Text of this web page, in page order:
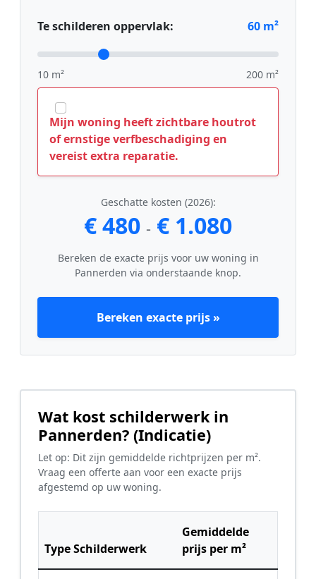
Te schilderen oppervlak: 60 m²
10 m² 200 m²
Mijn woning heeft zichtbare houtrot
of ernstige verfbeschadiging en
vereist extra reparatie.
Geschatte kosten (2026):
€ 480 - € 1.080
Bereken de exacte prijs voor uw woning in
Pannerden via onderstaande knop.
Bereken exacte prijs »
Wat kost schilderwerk in
Pannerden? (Indicatie)
Let op: Dit zijn gemiddelde richtprijzen per m².
Vraag een offerte aan voor een exacte prijs
afgestemd op uw woning.
Type Schilderwerk
Gemiddelde
prijs per m²